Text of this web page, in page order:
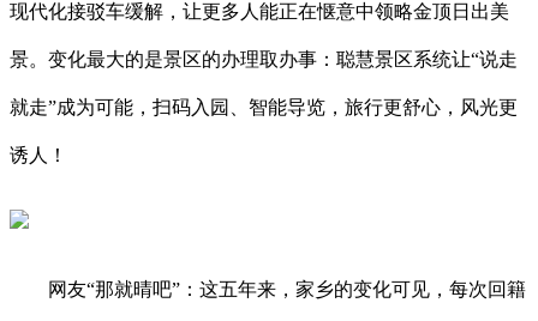
现代化接驳车缓解，让更多人能正在惬意中领略金顶日出美
景。变化最大的是景区的办理取办事：聪慧景区系统让“说走
就走”成为可能，扫码入园、智能导览，旅行更舒心，风光更
诱人！
网友“那就晴吧”：这五年来，家乡的变化可见，每次回籍